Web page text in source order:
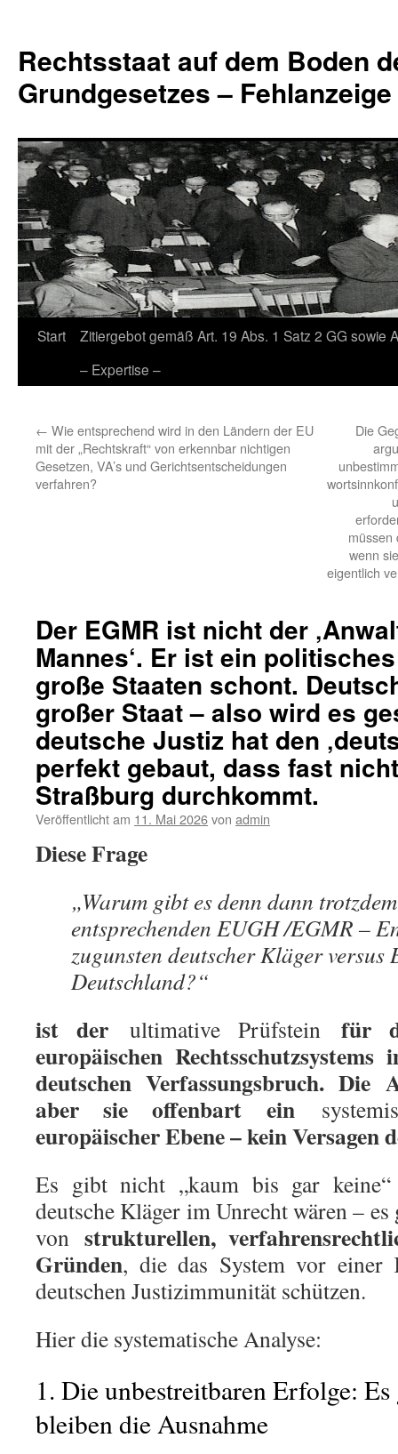
springen
Rechtsstaat auf dem Boden
Grundgesetzes –
Start
Zitiergebot gemäß Art. 19 Abs. 1 Satz 2 GG sowie
– Expertise –
← Wie entsprechend wird in den Ländern der EU
mit der „Rechtskraft“ von erkennbar nichtigen
Gesetzen, VA’s und Gerichtsentscheidungen
verfahren?
Die
müssen
wenn
eigentlich
Der EGMR ist nicht der
Mannes‘. Er ist ein
große Staaten schont.
großer Staat – also wird es
deutsche Justiz hat den
perfekt gebaut, dass fast
Straßburg durchkommt.
Veröffentlicht am 11. Mai 2026von admin
Diese Frage
„Warum gibt es denn dann
entsprechenden EUGH /EGMR –
zugunsten deutscher Kläger versus
Deutschland?“
ist der ultimative Prüfsteinfür
europäischen
deutschen Verfassungsbruch.
aber sie offenbart ein
europäischer Ebene – kein Versagen
Es gibt nicht „kaum bis gar keine“
deutsche Kläger im Unrecht wären –
von strukturellen,
Gründen, die das System vor einer
deutschen Justizimmunität schützen.
Hier die systematische Analyse:
1. Die unbestreitbaren Erfolge:
bleiben die Ausnahme